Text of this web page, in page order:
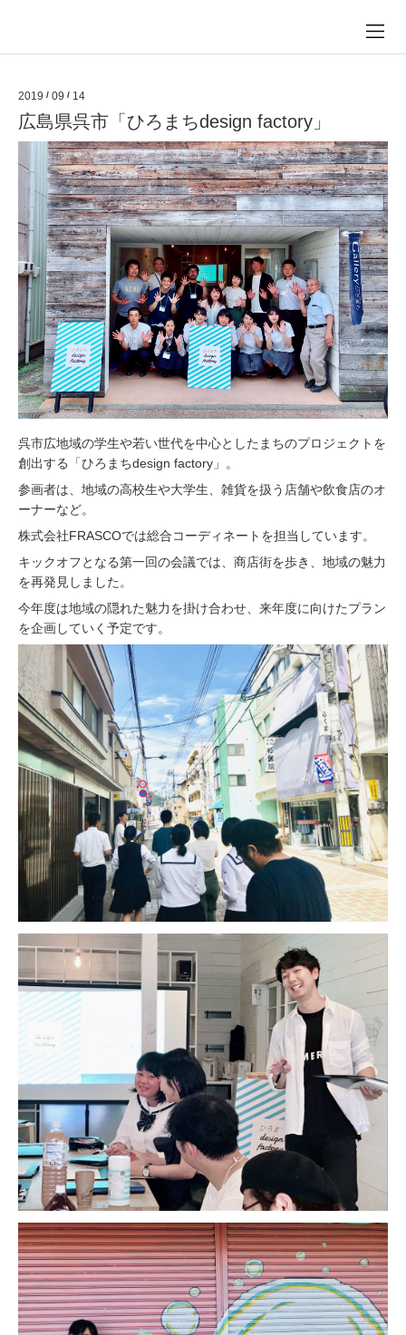
2019 / 09 / 14
広島県呉市「ひろまちdesign factory」
呉市広地域の学生や若い世代を中心としたまちのプロジェクトを
創出する「ひろまちdesign factory」。
参画者は、地域の高校生や大学生、雑貨を扱う店舗や飲食店のオ
ーナーなど。
株式会社FRASCOでは総合コーディネートを担当しています。
キックオフとなる第一回の会議では、商店街を歩き、地域の魅力
を再発見しました。
今年度は地域の隠れた魅力を掛け合わせ、来年度に向けたプラン
を企画していく予定です。